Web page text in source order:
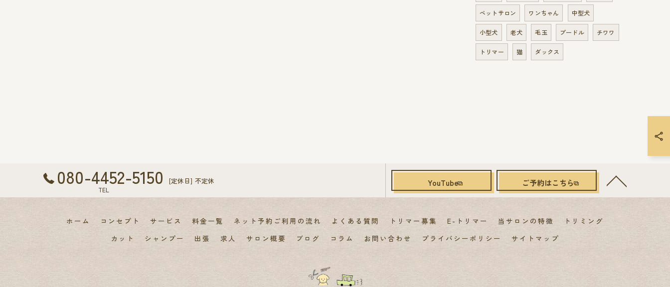
ペットサロン ワンちゃん 中型犬
小型犬 老犬 毛玉 プードル チワワ
トリマー 猫 ダックス
080-4452-5150
TEL
[定休日] 不定休 YouTube ご予約はこちら
ホーム コンセプト サービス 料金一覧 ネット予約ご利用の流れ よくある質問 トリマー募集 E-トリマー 当サロンの特徴
トリミング
カット
シャンプー 出張 求人 サロン概要 ブログ コラム お問い合わせ プライバシーポリシー サイトマップ